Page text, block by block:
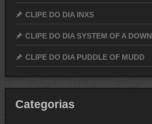
CLIPE DO DIA INXS
CLIPE DO DIA SYSTEM OF A DOWN
CLIPE DO DIA PUDDLE OF MUDD
Categorias